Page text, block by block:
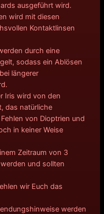
ausgeführt wird.
wird mit diesen
Kontaktlinsen
durch eine
sodass ein Ablösen
längerer
Iris wird von den
das natürliche
von Dioptrien und
in keiner Weise
Zeitraum von 3
und sollten
wir Euch das
werden